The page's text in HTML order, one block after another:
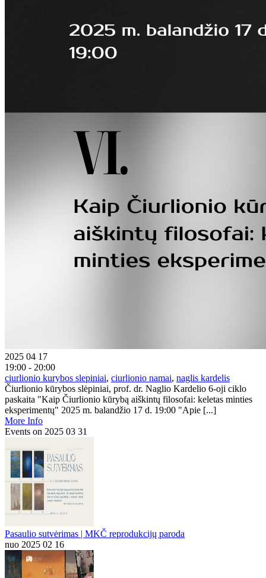
2025 04 17
19:00 - 20:00
ciurlionio kurybos slepiniai, ciurlionio namai, naglis kardelis
Čiurlionio kūrybos slėpiniai, prof. dr. Naglio Kardelio 6-oji ciklo
paskaita "Kaip Čiurlionio kūrybą aiškintų filosofai: keletas minties
eksperimentų" 2025 m. balandžio 17 d. 19:00 "Apie [...]
More Info
Events on 2025 03 31
Pasaulio sutvėrimas | MKČ reprodukcijų paroda
nuo 2025 02 16